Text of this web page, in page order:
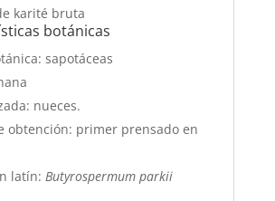
karité bruta
botánicas
sapotáceas
nueces.
obtención: primer prensado en
latín: Butyrospermum parkii